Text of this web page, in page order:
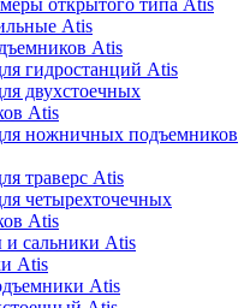
Atis
Atis
гидростанций Atis
двухстоечных
Atis
ножничных подъемников
траверс Atis
четырехточечных
Atis
сальники Atis
Atis
Atis